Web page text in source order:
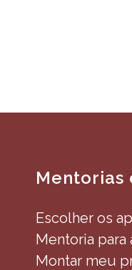
Mentorias
Escolher os
Mentoria para
Montar meu